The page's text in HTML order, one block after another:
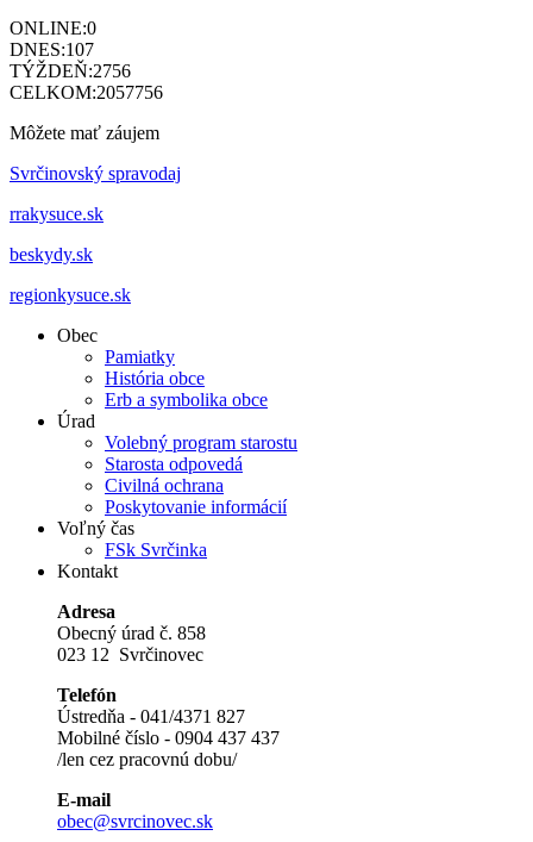
ONLINE:0
DNES:107
TÝŽDEŇ:2756
CELKOM:2057756
Môžete mať záujem
Svrčinovský spravodaj
rrakysuce.sk
beskydy.sk
regionkysuce.sk
Obec
Pamiatky
História obce
Erb a symbolika obce
Úrad
Volebný program starostu
Starosta odpovedá
Civilná ochrana
Poskytovanie informácií
Voľný čas
FSk Svrčinka
Kontakt
Adresa
Obecný úrad č. 858
023 12 Svrčinovec
Telefón
Ústredňa - 041/4371 827
Mobilné číslo - 0904 437 437
/len cez pracovnú dobu/
E-mail
obec@svrcinovec.sk